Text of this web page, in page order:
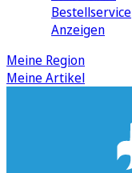
Bestellservice
Anzeigen
Meine Region
Meine Artikel